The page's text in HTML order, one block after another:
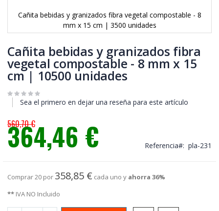
Cañita bebidas y granizados fibra vegetal compostable - 8
mm x 15 cm | 3500 unidades
al
comienzo
de
la
galería
de
imágenes
Cañita bebidas y granizados fibra
vegetal compostable - 8 mm x 15
cm | 10500 unidades
Sea el primero en dejar una reseña para este artículo
560,70 €
Precio
especial
364,46 € Referencia pla-231
Comprar 20 por 358,85 € cada uno y ahorra 36%
** IVA NO Incluido